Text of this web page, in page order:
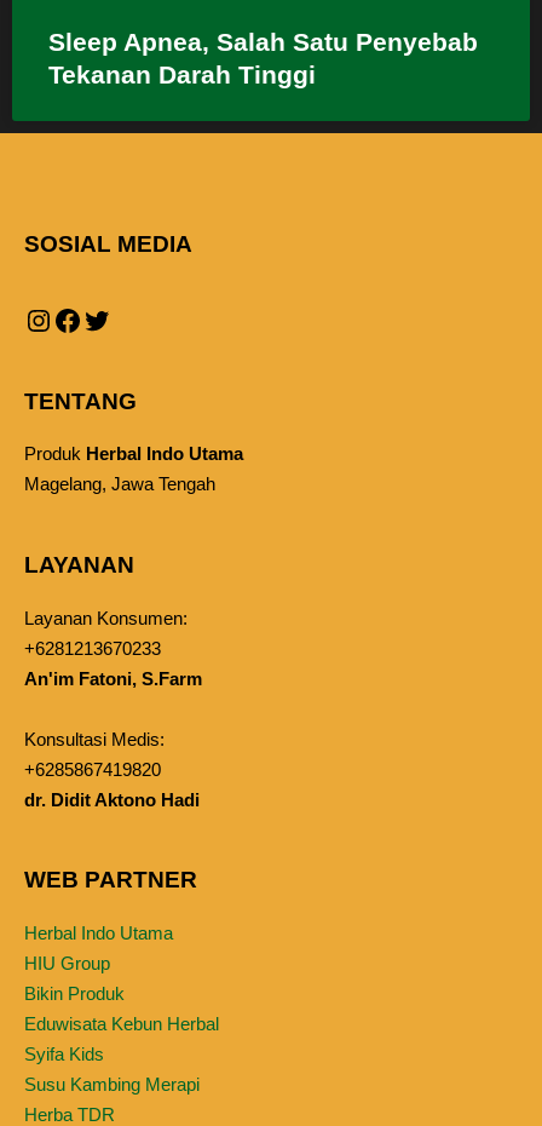
Sleep Apnea, Salah Satu Penyebab
Tekanan Darah Tinggi
SOSIAL MEDIA
TENTANG
Produk Herbal Indo Utama
Magelang, Jawa Tengah
LAYANAN
Layanan Konsumen:
+6281213670233
An'im Fatoni, S.Farm
Konsultasi Medis:
+6285867419820
dr. Didit Aktono Hadi
WEB PARTNER
Herbal Indo Utama
HIU Group
Bikin Produk
Eduwisata Kebun Herbal
Syifa Kids
Susu Kambing Merapi
Herba TDR